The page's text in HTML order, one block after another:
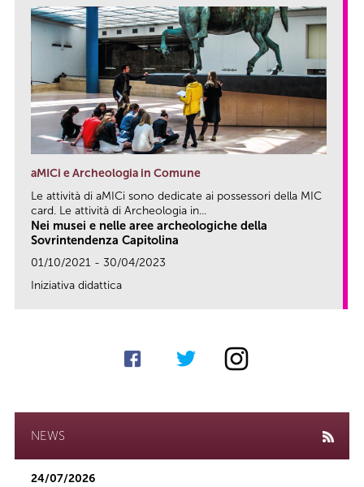
aMICi e Archeologia in Comune
Le attività di aMICi sono dedicate ai possessori della MIC
card. Le attività di Archeologia in...
Nei musei e nelle aree archeologiche della
Sovrintendenza Capitolina
01/10/2021 - 30/04/2023
Iniziativa didattica
NEWS
24/07/2026